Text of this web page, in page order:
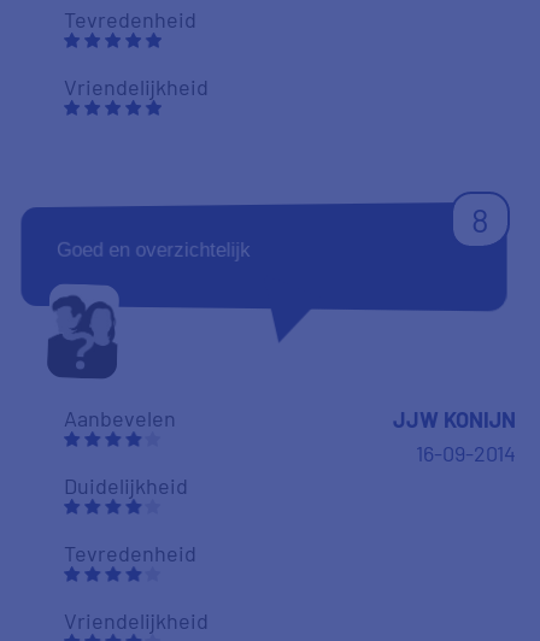
Tevredenheid
Vriendelijkheid
8
Goed en overzichtelijk
Aanbevelen
Duidelijkheid
Tevredenheid
Vriendelijkheid
JJW KONIJN
16-09-2014